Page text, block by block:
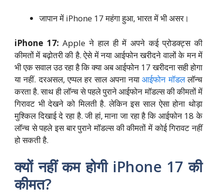
जापान में iPhone 17 महंगा हुआ, भारत में भी असर।
iPhone 17: Apple ने हाल ही में अपने कई प्रोडक्ट्स की
कीमतों में बढ़ोतरी की है. ऐसे में नया आईफोन खरीदने वालों के मन में
भी एक सवाल उठ रहा है कि क्या अब आईफोन 17 खरीदना सही होगा
या नहीं. दरअसल, एप्पल हर साल अपना नयाआईफोन मॉडललॉन्च
करता है. साथ ही लॉन्च से पहले पुराने आईफोन मॉडल्स की कीमतों में
गिरावट भी देखने को मिलती है. लेकिन इस साल ऐसा होना थोड़ा
मुश्किल दिखाई दे रहा है. जी हां, माना जा रहा है कि आईफोन 18 के
लॉन्च से पहले इस बार पुराने मॉडल्स की कीमतों में कोई गिरावट नहीं
हो सकती है.
क्यों नहीं कम होगी iPhone 17 की
कीमत?